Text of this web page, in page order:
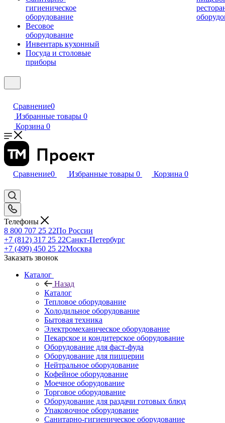
гигиеническое
оборудование
Весовое
оборудование
Инвентарь кухонный
Посуда и столовые
приборы
Сравнение0
Избранные товары 0
Корзина 0
Сравнение0 Избранные товары 0 Корзина 0
Телефоны
8 800 707 25 22По России
+7 (812) 317 25 22Санкт-Петербург
+7 (499) 450 25 22Москва
Заказать звонок
Каталог
Назад
Каталог
Тепловое оборудование
Холодильное оборудование
Бытовая техника
Электромеханическое оборудование
Пекарское и кондитерское оборудование
Оборудование для фаст-фуда
Оборудование для пиццерии
Нейтральное оборудование
Кофейное оборудование
Моечное оборудование
Торговое оборудование
Оборудование для раздачи готовых блюд
Упаковочное оборудование
Санитарно-гигиеническое оборудование